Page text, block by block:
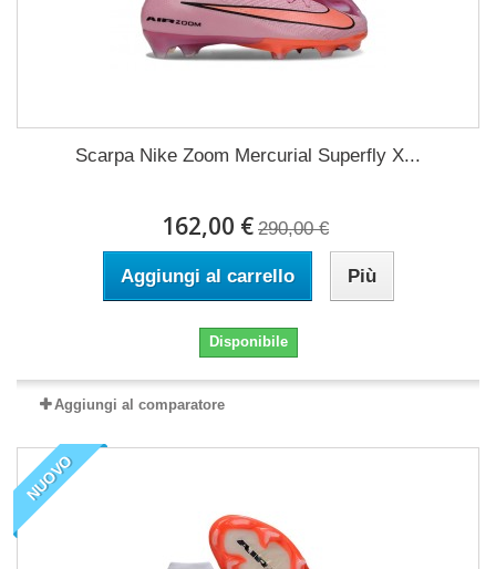
Scarpa Nike Zoom Mercurial Superfly X...
162,00 € 290,00 €
Aggiungi al carrello Più
Disponibile
Aggiungi al comparatore
NUOVO